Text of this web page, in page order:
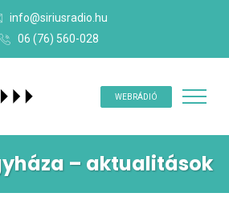
info@siriusradio.hu
06 (76) 560-028
WEBRÁDIÓ
– aktualitások